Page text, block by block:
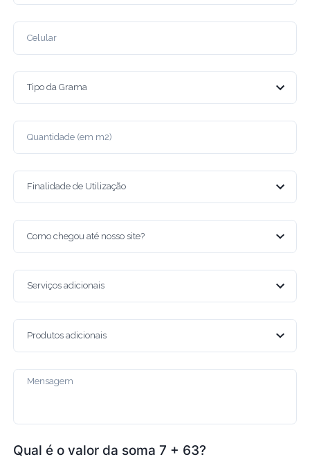
Qual é o valor da soma 7 + 63?